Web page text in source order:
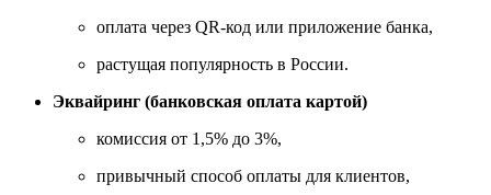
оплата через QR-код или приложение банка,
растущая популярность в России.
Эквайринг (банковская оплата картой)
комиссия от 1,5% до 3%,
привычный способ оплаты для клиентов,